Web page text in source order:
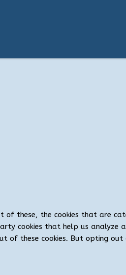
of these, the cookies that are
cookies that help us analyze
these cookies. But opting